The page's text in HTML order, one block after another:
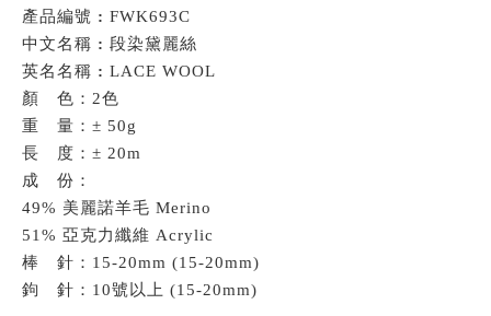
產品編號 : FWK693C
中文名稱 : 段染黛麗絲
英名名稱 : LACE WOOL
顏 色：2色
重 量：± 50g
長 度：± 20m
成 份：
49% 美麗諾羊毛 Merino
51% 亞克力纖維 Acrylic
棒 針：15-20mm (15-20mm)
鉤 針：10號以上 (15-20mm)